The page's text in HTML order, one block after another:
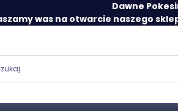
Dawne
was na otwarcie naszego